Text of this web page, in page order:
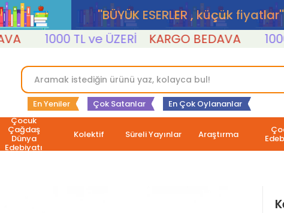
''BÜYÜK ESERLER , küçük fiyatlar''
1000 TL ve ÜZERİ KARGO BEDAVA 1000
En Yeniler Çok Satanlar En Çok Oylananlar
Çocuk
Çağdaş
Dünya
Edebiyatı
Kolektif Süreli Yayınlar Araştırma